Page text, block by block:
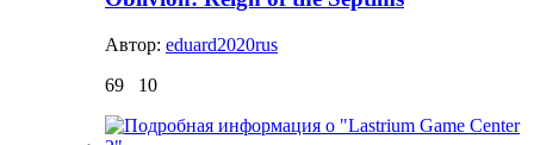
Автор: eduard2020rus
69
10